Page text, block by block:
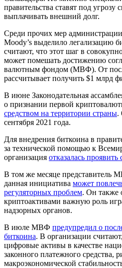
правительства ставят под угрозу
выплачивать внешний долг.
Среди прочих мер
Moody’s выделило легализацию
считают, что этот шаг в
может помешать достижению
валютным фондом (МВФ). От
рассчитывает получить $1 млрд
В июне Законодательная
о признании первой
средством на территории страны.
сентября 2021 года.
Для внедрения биткоина в
за технической помощью к
организация отказалась проявить
В том же месяце представитель
данная инициатива может
регуляторных проблем. Он также
криптоактивами важную роль
надзорных органов.
В июле МВФ предупредил о
биткоина. В организации
цифровые активы в качестве
законного платежного средства,
макроэкономической